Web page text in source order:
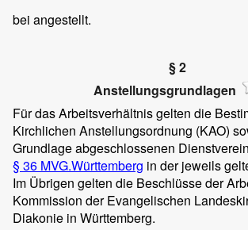
bei angestellt.
§ 2
Anstellungsgrundlagen
Für das Arbeitsverhältnis gelten die
Kirchlichen Anstellungsordnung (KAO)
Grundlage abgeschlossenen
§ 36 MVG.Württemberg in der jeweils
Im Übrigen gelten die Beschlüsse der
Kommission der Evangelischen
Diakonie in Württemberg.